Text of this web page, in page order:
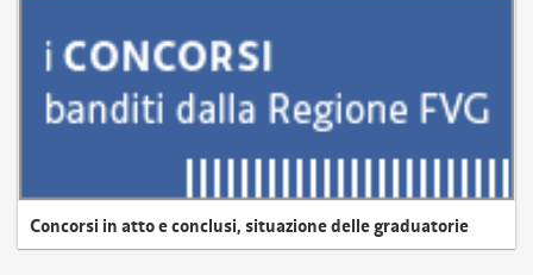
Concorsi in atto e conclusi, situazione delle graduatorie